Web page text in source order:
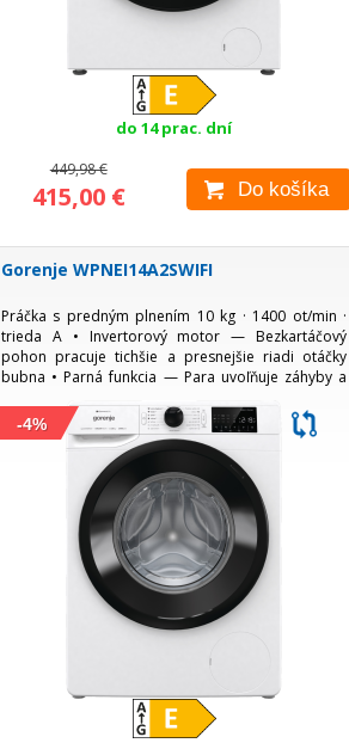
do 14 prac. dní
449,98 €
415,00 € Do košíka
Gorenje WPNEI14A2SWIFI
Práčka s predným plnením 10 kg · 1400 ot/min ·
trieda A • Invertorový motor — Bezkartáčový
pohon pracuje tichšie a presnejšie riadi otáčky
bubna • Parná funkcia — Para uvoľňuje záhyby a
-4%